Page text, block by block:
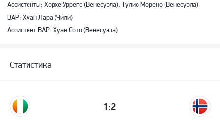
Ассистенты: Хорхе Уррего (Венесуэла), Тулио Морено (Венесуэла)
ВАР: Хуан Лара (Чили)
Ассистент ВАР: Хуан Сото (Венесуэла)
Статистика
1:2